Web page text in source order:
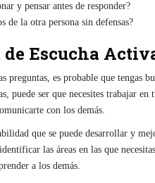
y pensar antes de responder?
de la otra persona sin defensas?
de Escucha
preguntas, es probable que tengas
puede ser que necesites trabajar en
con los demás.
que se puede desarrollar y
las áreas en las que
a los demás.